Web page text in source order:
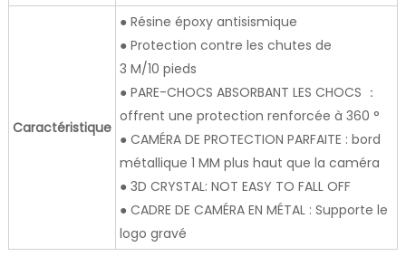
Caractéristique
● Résine époxy antisismique
● Protection contre les chutes de
3 M/10 pieds
● PARE-CHOCS ABSORBANT LES CHOCS ：
offrent une protection renforcée à 360 °
● CAMÉRA DE PROTECTION PARFAITE : bord
métallique 1 MM plus haut que la caméra
● 3D CRYSTAL: NOT EASY TO FALL OFF
● CADRE DE CAMÉRA EN MÉTAL : Supporte le
logo gravé